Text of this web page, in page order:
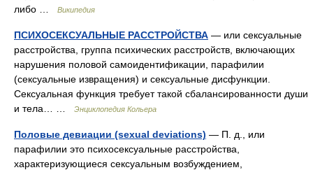
либо …
Википедия
ПСИХОСЕКСУАЛЬНЫЕ РАССТРОЙСТВА — или сексуальные
расстройства, группа психических расстройств, включающих
нарушения половой самоидентификации, парафилии
(сексуальные извращения) и сексуальные дисфункции.
Сексуальная функция требует такой сбалансированности души
и тела… …
Энциклопедия Кольера
Половые девиации (sexual deviations) — П. д., или
парафилии это психосексуальные расстройства,
характеризующиеся сексуальным возбуждением,